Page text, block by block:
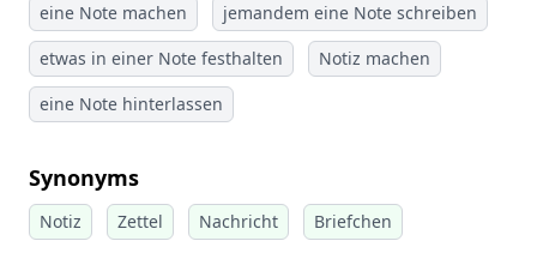
eine Note machen
jemandem eine Note schreiben
etwas in einer Note festhalten
Notiz machen
eine Note hinterlassen
Synonyms
Notiz Zettel Nachricht Briefchen